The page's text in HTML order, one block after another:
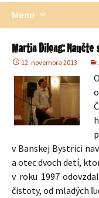
Menu
Martin Dilong: Naučte
12. novembra 2013
v Banskej Bystrici
a otec dvoch detí,
v roku 1997
čistoty, od mladých